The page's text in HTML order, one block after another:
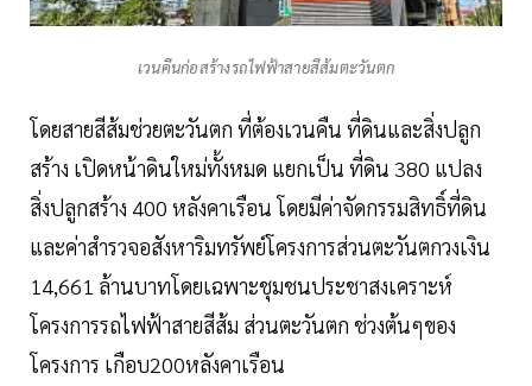
เวนคืนก่อสร้างรถไฟฟ้าสายสีส้มตะวันตก
โดยสายสีส้มช่วยตะวันตก ที่ต้องเวนคืน ที่ดินและสิ่งปลูก
สร้าง เปิดหน้าดินใหม่ทั้งหมด แยกเป็น ที่ดิน 380 แปลง
สิ่งปลูกสร้าง 400 หลังคาเรือน โดยมีค่าจัดกรรมสิทธิ์ที่ดิน
และค่าสำรวจอสังหาริมทรัพย์โครงการส่วนตะวันตกวงเงิน
14,661 ล้านบาทโดยเฉพาะชุมชนประชาสงเคราะห์
โครงการรถไฟฟ้าสายสีส้ม ส่วนตะวันตก ช่วงต้นๆของ
โครงการ เกือบ200หลังคาเรือน